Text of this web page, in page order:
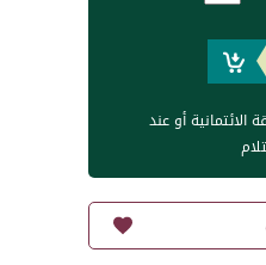
الائتمانية أو عند